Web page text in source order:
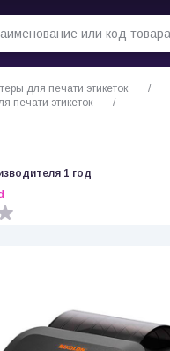
для печати этикеток
печати этикеток
1 год